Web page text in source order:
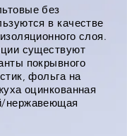
без
в качестве
слоя.
существуют
покрывного
фольга на
оцинкованная
нержавеющая